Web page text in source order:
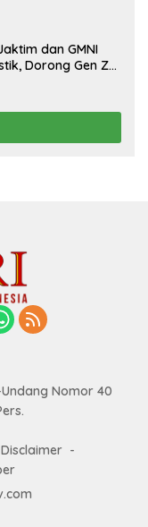
dan GMNI
Dorong Gen Z
Nomor 40
Disclaimer